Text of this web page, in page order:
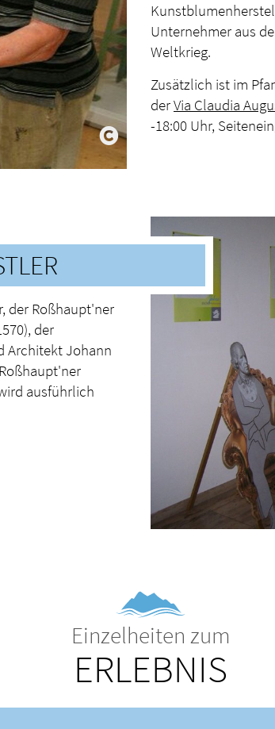
Unternehmer aus
Weltkrieg.
Zusätzlich ist im
derVia Claudia
-18:00 Uhr,
der Roßhaupt'ner
der
Architekt Johann
ausführlich
Einzelheiten zum
ERLEBNIS